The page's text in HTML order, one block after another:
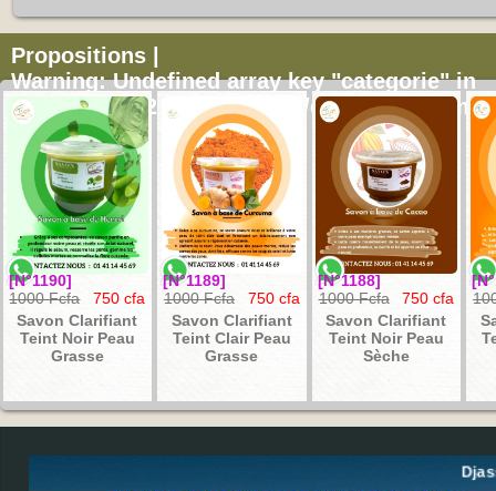
Propositions |
Warning: Undefined array key "categorie" in
/home/u733927656/domains/djassacite.com/
on line996
[N°1190]
1000 Fcfa
750 cfa
Savon Clarifiant
Teint Noir Peau
Grasse
[N°1189]
1000 Fcfa
750 cfa
Savon Clarifiant
Teint Clair Peau
Grasse
[N°1188]
1000 Fcfa
750 cfa
Savon Clarifiant
Teint Noir Peau
Sèche